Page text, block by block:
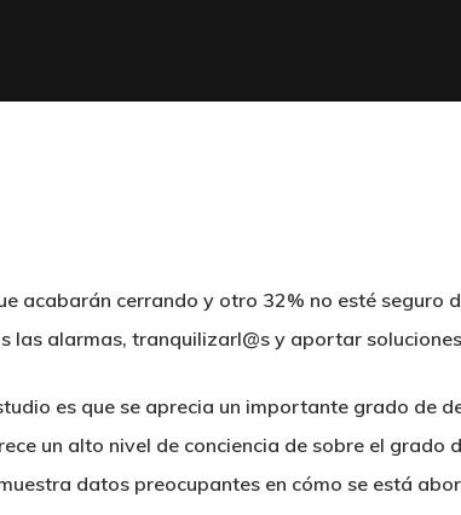
acabarán cerrando y otro 32% no esté seguro
las alarmas, tranquilizarl@s y aportar
es que se aprecia un importante grado de
un alto nivel de conciencia de sobre el grado
datos preocupantes en cómo se está